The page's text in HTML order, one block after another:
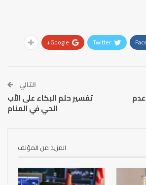
Twitter
Google+
التالي
تفسير حلم البكاء على الأب
الحي في المنام
المزيد من المؤلف